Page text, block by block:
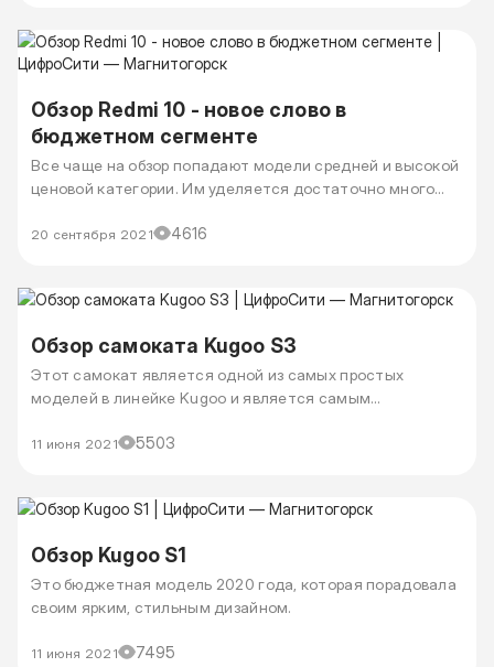
Обзор Redmi 10 - новое слово в
бюджетном сегменте
Все чаще на обзор попадают модели средней и высокой
ценовой категории. Им уделяется достаточно много
преследуют цель показать, как много они придумали и
20 сентября 2021 4616
Обзор самоката Kugoo S3
Этот самокат является одной из самых простых
моделей в линейке Kugoo и является самым
11 июня 2021 5503
Обзор Kugoo S1
Это бюджетная модель 2020 года, которая порадовала
своим ярким, стильным дизайном.
11 июня 2021 7495